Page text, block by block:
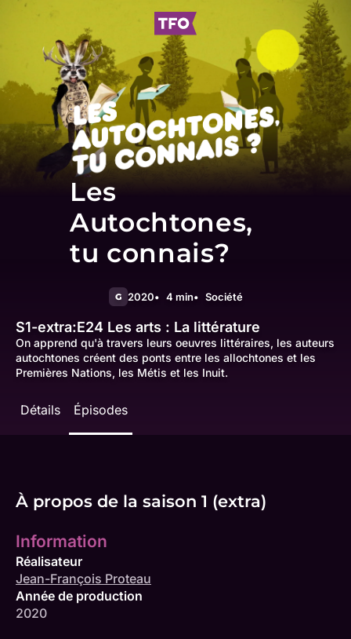
Les
Autochtones,
tu connais?
G 2020 4 min Société
S1-extra:E24 Les arts : La littérature
On apprend qu'à travers leurs oeuvres littéraires, les auteurs
autochtones créent des ponts entre les allochtones et les
Premières Nations, les Métis et les Inuit.
Détails Épisodes
À propos de la saison 1 (extra)
Information
Réalisateur
Jean-François Proteau
Année de production
2020